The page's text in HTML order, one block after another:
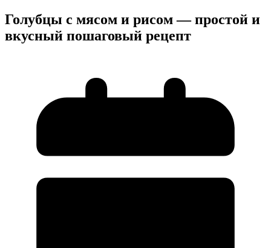
Голубцы с мясом и рисом — простой и
вкусный пошаговый рецепт